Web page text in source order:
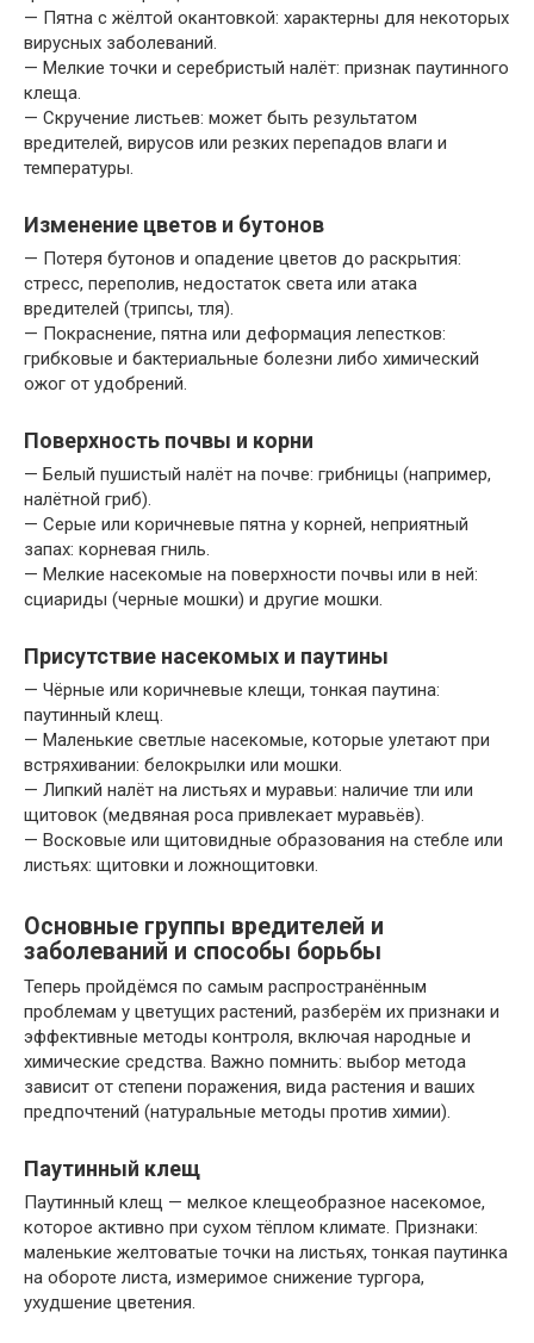
— Пятна с жёлтой окантовкой: характерны для некоторых
вирусных заболеваний.
— Мелкие точки и серебристый налёт: признак паутинного
клеща.
— Скручение листьев: может быть результатом
вредителей, вирусов или резких перепадов влаги и
температуры.
Изменение цветов и бутонов
— Потеря бутонов и опадение цветов до раскрытия:
стресс, переполив, недостаток света или атака
вредителей (трипсы, тля).
— Покраснение, пятна или деформация лепестков:
грибковые и бактериальные болезни либо химический
ожог от удобрений.
Поверхность почвы и корни
— Белый пушистый налёт на почве: грибницы (например,
налётной гриб).
— Серые или коричневые пятна у корней, неприятный
запах: корневая гниль.
— Мелкие насекомые на поверхности почвы или в ней:
сциариды (черные мошки) и другие мошки.
Присутствие насекомых и паутины
— Чёрные или коричневые клещи, тонкая паутина:
паутинный клещ.
— Маленькие светлые насекомые, которые улетают при
встряхивании: белокрылки или мошки.
— Липкий налёт на листьях и муравьи: наличие тли или
щитовок (медвяная роса привлекает муравьёв).
— Восковые или щитовидные образования на стебле или
листьях: щитовки и ложнощитовки.
Основные группы вредителей и
заболеваний и способы борьбы
Теперь пройдёмся по самым распространённым
проблемам у цветущих растений, разберём их признаки и
эффективные методы контроля, включая народные и
химические средства. Важно помнить: выбор метода
зависит от степени поражения, вида растения и ваших
предпочтений (натуральные методы против химии).
Паутинный клещ
Паутинный клещ — мелкое клещеобразное насекомое,
которое активно при сухом тёплом климате. Признаки:
маленькие желтоватые точки на листьях, тонкая паутинка
на обороте листа, измеримое снижение тургора,
ухудшение цветения.